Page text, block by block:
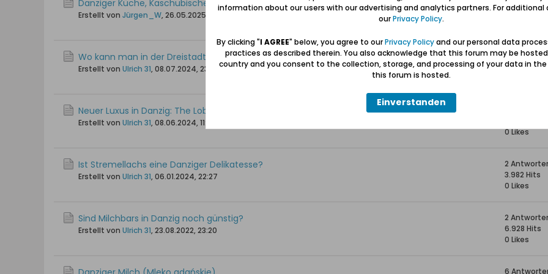
Danziger Küche, Kaschubische, oder Ostpreußische ?
Erstellt von Jürgen_W, 26.05.2025, 11:49
3
2.658 Hits
Wo kann man in der Dreistadt guten Fisch essen?
Erstellt von Ulrich 31, 08.07.2024, 23:28
7
5.524 Hits
Neuer Luxus in Danzig: The Lobster house (Das Hummerhaus), Lange Brücke 24
Erstellt von Ulrich 31, 08.06.2024, 11:42
0 Likes
Ist Stremellachs eine Danziger Delikatesse?
Erstellt von Ulrich 31, 06.01.2024, 22:27
2
3.982 Hits
0 Likes
Sind Milchbars in Danzig noch günstig?
Erstellt von Ulrich 31, 23.08.2022, 23:20
2
6.928 Hits
0 Likes
6
information about our users with our advertising and analytics partners. For additional
ourPrivacy Policy.
By clicking "I AGREE" below, you agree to ourPrivacy Policyand our personal data
practices as described therein. You also acknowledge that this forum may be
country and you consent to the collection, storage, and processing of your data in
this forum is hosted.
Einverstanden